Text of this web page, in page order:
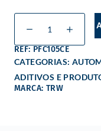
REF: PFC105CE
CATEGORIAS:
ADITIVOS E
MARCA: TRW